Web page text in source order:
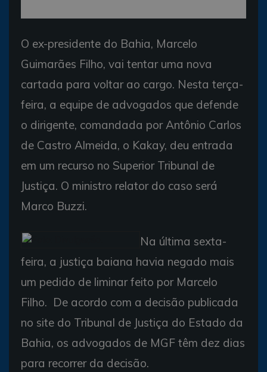
O ex-presidente do Bahia, Marcelo
Guimarães Filho, vai tentar uma nova
cartada para voltar ao cargo. Nesta terça-
feira, a equipe de advogados que defende
o dirigente, comandada por Antônio Carlos
de Castro Almeida, o Kakay, deu entrada
em um recurso no Superior Tribunal de
Justiça. O ministro relator do caso será
Marco Buzzi.
Na última sexta-
feira, a justiça baiana havia negado mais
um pedido de liminar feito por Marcelo
Filho. De acordo com a decisão publicada
no site do Tribunal de Justiça do Estado da
Bahia, os advogados de MGF têm dez dias
para recorrer da decisão.